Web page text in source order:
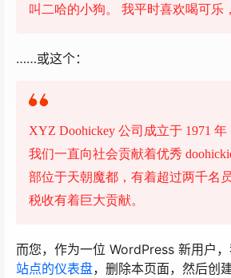
叫二哈的小狗。 我平时喜欢喝可乐
……或这个：
XYZ Doohickey 公司成立于 1971 年
我们一直向社会贡献着优秀
部位于天朝魔都，有着超过两千名
税收有着巨大贡献。
而您，作为一位 WordPress 新用户
站点的仪表盘，删除本页面，然后创